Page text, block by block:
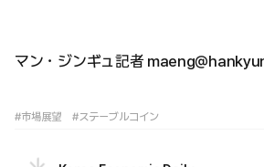
マン・ジンギュ記者
#市場展望 #ステーブルコイン